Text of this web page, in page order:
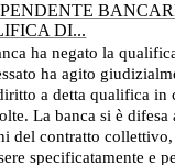
DI...
ha negato la
ha agito
a detta qualifica in
La banca si è difesa
del contratto
specificatamente e